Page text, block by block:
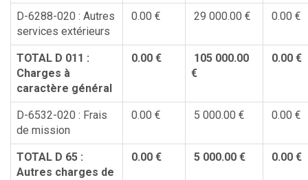
D-6288-020 : Autres
services extérieurs
0.00 € 29 000.00 € 0.00 €
TOTAL D 011 :
Charges à
caractère général
0.00 €
105 000.00
€
0.00 €
D-6532-020 : Frais
de mission
0.00 € 5 000.00 € 0.00 €
TOTAL D 65 :
Autres charges de
0.00 € 5 000.00 € 0.00 €